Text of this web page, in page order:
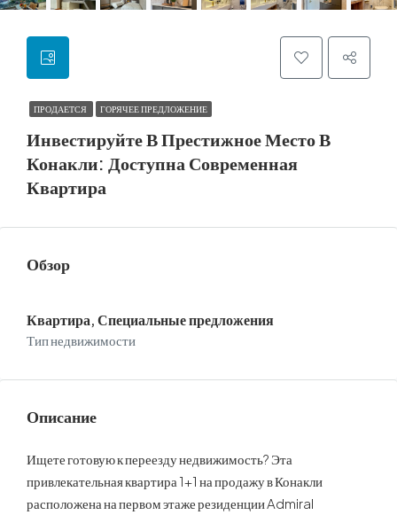
ПРОДАЕТСЯ ГОРЯЧЕЕ ПРЕДЛОЖЕНИЕ
Инвестируйте В Престижное Место В
Конакли: Доступна Современная
Квартира
Обзор
Квартира, Специальные предложения
Тип недвижимости
Описание
Ищете готовую к переезду недвижимость? Эта
привлекательная квартира 1+1 на продажу в Конакли
расположена на первом этаже резиденции Admiral